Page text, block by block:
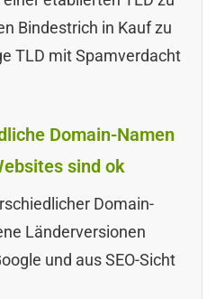
Bindestrich in Kauf zu
TLD mit Spamverdacht
Domain-Namen
sind ok
Domain-
Länderversionen
und aus SEO-Sicht